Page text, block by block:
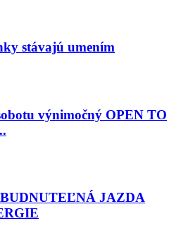
stávajú umením
výnimočný OPEN TO
JAZDA